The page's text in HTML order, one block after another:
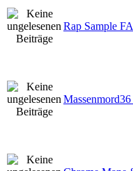
Rap Sample